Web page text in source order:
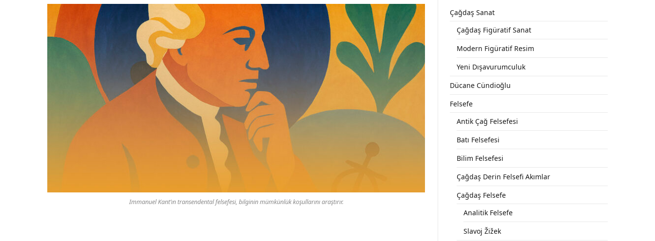
Immanuel Kant’ın transendental felsefesi, bilginin mümkünlük koşullarını araştırır.
Çağdaş Sanat
Çağdaş Figüratif Sanat
Modern Figüratif Resim
Yeni Dışavurumculuk
Dücane Cündioğlu
Felsefe
Antik Çağ Felsefesi
Batı Felsefesi
Bilim Felsefesi
Çağdaş Derin Felsefi Akımlar
Çağdaş Felsefe
Analitik Felsefe
Slavoj Žižek